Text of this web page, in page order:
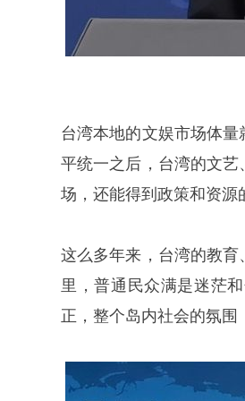
台湾本地的文娱市场体
平统一之后，台湾的文
场，还能得到政策和资源
这么多年来，台湾的教
里，普通民众满是迷茫
正，整个岛内社会的氛